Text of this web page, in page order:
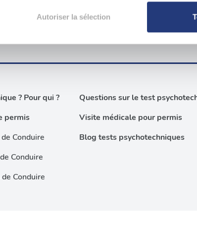
le contenu et les annonces, d'offrir des
également des informations sur l'utilisation
lors de votre utilisation de leurs services.
Autoriser la sélection
? Pour qui ?
permis
Conduire
Conduire
Conduire
Questions sur le test
Visite médicale pour permis
Blog tests psychotechniques